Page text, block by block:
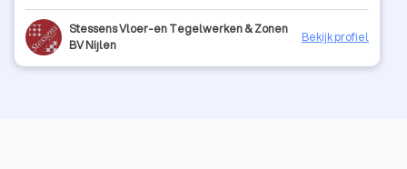
Stessens Vloer-en Tegelwerken & Zonen
BV Nijlen
Bekijk profiel